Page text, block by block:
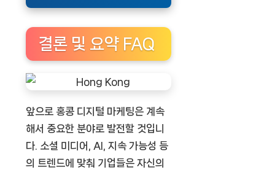
결론 및 요약 FAQ
앞으로 홍콩 디지털 마케팅은 계속
해서 중요한 분야로 발전할 것입니
다. 소셜 미디어, AI, 지속 가능성 등
의 트렌드에 맞춰 기업들은 자신의